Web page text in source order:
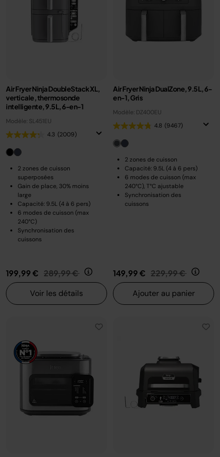
Air Fryer Ninja DoubleStack XL,
verticale, thermosonde
intelligente, 9.5L, 6-en-1
Modèle: SL451EU
4.3 (2009)
2 zones de cuisson
superposées
Gain de place, 30% moins
large
Capacité: 9.5L (4 à 6 pers)
6 modes de cuisson (max
240°C)
Synchronisation des
cuissons
199,99 € Prix réduit de
289,99 € au
Voir les détails
Air Fryer Ninja DualZone, 9.5L, 6-
en-1, Gris
Modèle: DZ400EU
4.8 (9467)
2 zones de cuisson
Capacité: 9.5L (4 à 6 pers)
6 modes de cuisson (max
240°C), T°C ajustable
Synchronisation des
cuissons
149,99 € Prix réduit de
229,99 € au
Ajouter au panier